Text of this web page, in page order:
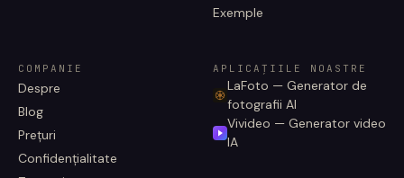
Exemple
COMPANIE
Despre
Blog
Prețuri
Confidențialitate
APLICAȚIILE NOASTRE
LaFoto — Generator de
fotografii AI
Vivideo — Generator video
IA